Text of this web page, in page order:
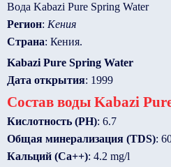
Вода Kabazi Pure Spring Water
Регион: Кения
Страна: Кения.
Kabazi Pure Spring Water
Дата открытия: 1999
Состав воды Kabazi
Кислотность (PH): 6.7
Общая минерализация (TDS):
Кальций (Ca++): 4.2 mg/l